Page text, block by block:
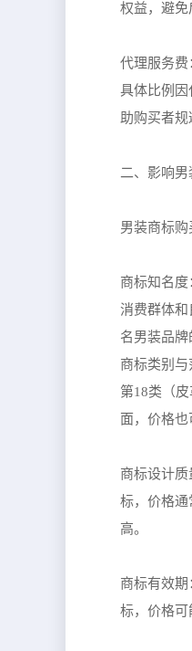
权益，避免
代理服务费
具体比例因
助购买者规
二、影响
男装商标购
商标知名
消费群体和
名男装品
商标类别
第18类（
面，价格也
商标设计
标，价格
高。
商标有效
标，价格可